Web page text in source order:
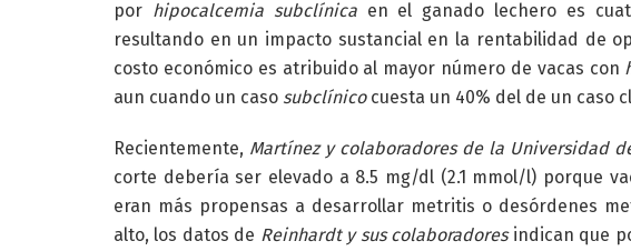
por hipocalcemia subclínicaen el ganado lechero es
resultando en un impacto sustancial en la rentabilidad de
costo económico es atribuido al mayor número de vacas con
aun cuando un caso subclínicocuesta un 40% del de un caso
Recientemente, Martínez y colaboradores de la Universidad
corte debería ser elevado a 8.5 mg/dl (2.1 mmol/l) porque
eran más propensas a desarrollar metritis o desórdenes
alto, los datos de Reinhardt y sus colaboradores indican que